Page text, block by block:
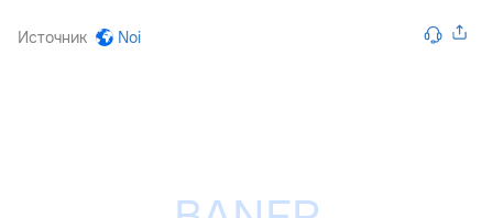
Источник Noi